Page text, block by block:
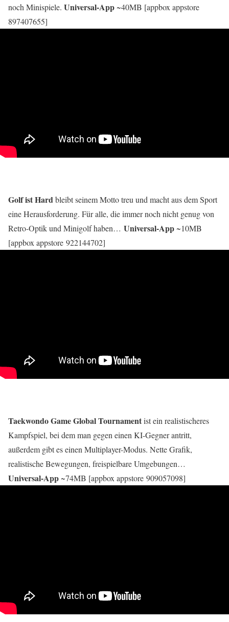
noch Minispiele. Universal-App ~40MB [appbox appstore
897407655]
Golf ist Hardbleibt seinem Motto treu und macht aus dem Sport
eine Herausforderung. Für alle, die immer noch nicht genug von
Retro-Optik und Minigolf haben… Universal-App ~10MB
[appbox appstore 922144702]
Taekwondo Game Global Tournamentist ein realistischeres
Kampfspiel, bei dem man gegen einen KI-Gegner antritt,
außerdem gibt es einen Multiplayer-Modus. Nette Grafik,
realistische Bewegungen, freispielbare Umgebungen…
Universal-App ~74MB [appbox appstore 909057098]